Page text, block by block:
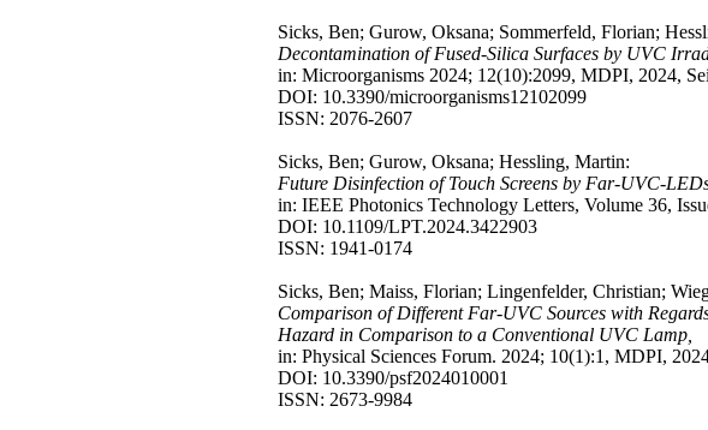
Sicks, Ben; Gurow, Oksana; Sommerfeld, Florian;
Decontamination of Fused-Silica Surfaces by UVC
in: Microorganisms 2024; 12(10):2099, MDPI, 2024,
DOI: 10.3390/microorganisms12102099
ISSN: 2076-2607
Sicks, Ben; Gurow, Oksana; Hessling, Martin:
Future Disinfection of Touch Screens by Far-UVC-
in: IEEE Photonics Technology Letters, Volume 36,
DOI: 10.1109/LPT.2024.3422903
ISSN: 1941-0174
Sicks, Ben; Maiss, Florian; Lingenfelder, Christian;
Comparison of Different Far-UVC Sources with
Hazard in Comparison to a Conventional UVC Lamp,
in: Physical Sciences Forum. 2024; 10(1):1, MDPI,
DOI: 10.3390/psf2024010001
ISSN: 2673-9984